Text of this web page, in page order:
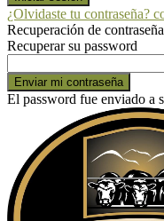
¿Olvidaste tu contraseña?
Recuperación de contraseña
Recuperar su password
El password fue enviado a